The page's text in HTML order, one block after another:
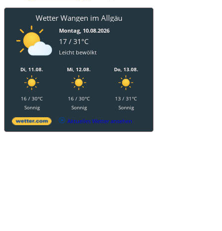
Wetter Wangen im Allgäu
Montag, 10.08.2026
17 / 31°C
Leicht bewölkt
Di, 11.08.
16 / 30°C
Sonnig
Mi, 12.08.
16 / 30°C
Sonnig
Do, 13.08.
13 / 31°C
Sonnig
Aktuelles Wetter ansehen